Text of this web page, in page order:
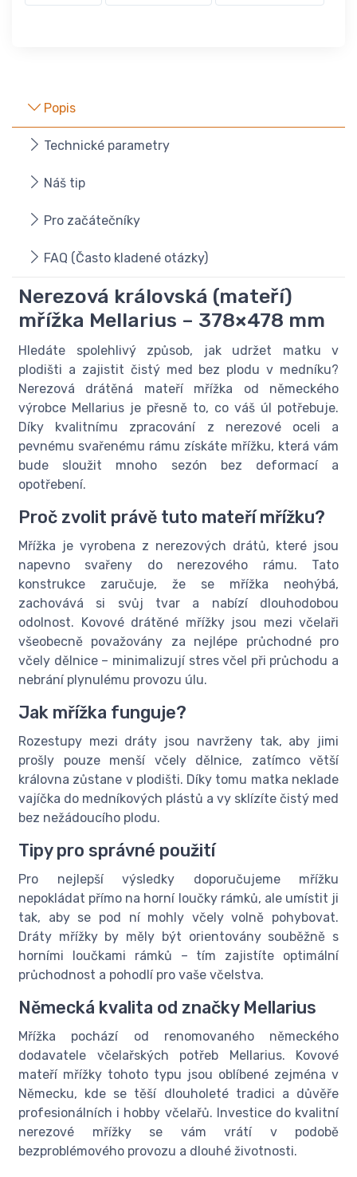
Popis
Technické parametry
Náš tip
Pro začátečníky
FAQ (Často kladené otázky)
Nerezová královská (mateří)
mřížka Mellarius – 378×478 mm
Hledáte spolehlivý způsob, jak udržet matku v
plodišti a zajistit čistý med bez plodu v medníku?
Nerezová drátěná mateří mřížka od německého
výrobce Mellarius je přesně to, co váš úl potřebuje.
Díky kvalitnímu zpracování z nerezové oceli a
pevnému svařenému rámu získáte mřížku, která vám
bude sloužit mnoho sezón bez deformací a
opotřebení.
Proč zvolit právě tuto mateří mřížku?
Mřížka je vyrobena z nerezových drátů, které jsou
napevno svařeny do nerezového rámu. Tato
konstrukce zaručuje, že se mřížka neohýbá,
zachovává si svůj tvar a nabízí dlouhodobou
odolnost. Kovové drátěné mřížky jsou mezi včelaři
všeobecně považovány za nejlépe průchodné pro
včely dělnice – minimalizují stres včel při průchodu a
nebrání plynulému provozu úlu.
Jak mřížka funguje?
Rozestupy mezi dráty jsou navrženy tak, aby jimi
prošly pouze menší včely dělnice, zatímco větší
královna zůstane v plodišti. Díky tomu matka neklade
vajíčka do medníkových plástů a vy sklízíte čistý med
bez nežádoucího plodu.
Tipy pro správné použití
Pro nejlepší výsledky doporučujeme mřížku
nepokládat přímo na horní loučky rámků, ale umístit ji
tak, aby se pod ní mohly včely volně pohybovat.
Dráty mřížky by měly být orientovány souběžně s
horními loučkami rámků – tím zajistíte optimální
průchodnost a pohodlí pro vaše včelstva.
Německá kvalita od značky Mellarius
Mřížka pochází od renomovaného německého
dodavatele včelařských potřeb Mellarius. Kovové
mateří mřížky tohoto typu jsou oblíbené zejména v
Německu, kde se těší dlouholeté tradici a důvěře
profesionálních i hobby včelařů. Investice do kvalitní
nerezové mřížky se vám vrátí v podobě
bezproblémového provozu a dlouhé životnosti.